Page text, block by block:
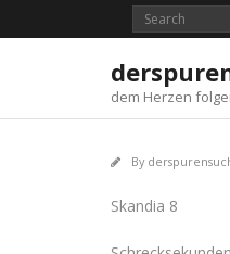
dem Herzen
By
Skandia 8